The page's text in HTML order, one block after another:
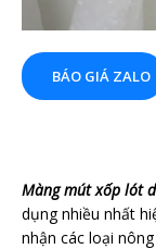
BÁO GIÁ ZALO
Màng mút xốp lót
dụng nhiều nhất
nhận các loại